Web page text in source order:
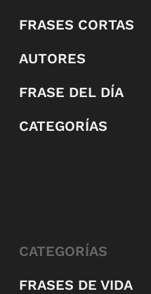
FRASES CORTAS
AUTORES
FRASE DEL DÍA
CATEGORÍAS
CATEGORÍAS
FRASES DE VIDA